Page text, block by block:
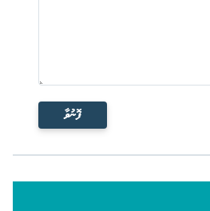
ފޮނުވާ